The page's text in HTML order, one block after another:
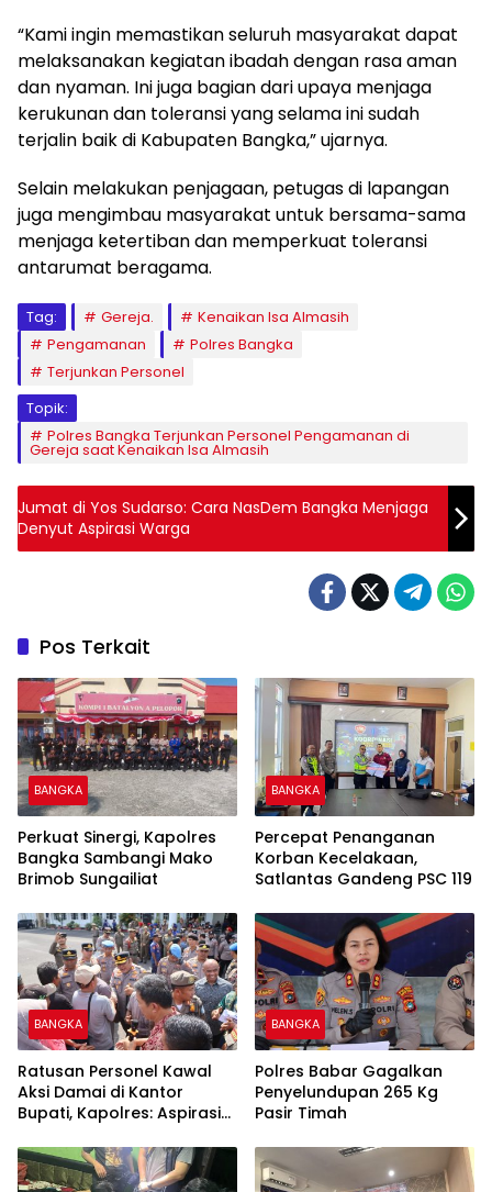
“Kami ingin memastikan seluruh masyarakat dapat
melaksanakan kegiatan ibadah dengan rasa aman
dan nyaman. Ini juga bagian dari upaya menjaga
kerukunan dan toleransi yang selama ini sudah
terjalin baik di Kabupaten Bangka,” ujarnya.
Selain melakukan penjagaan, petugas di lapangan
juga mengimbau masyarakat untuk bersama-sama
menjaga ketertiban dan memperkuat toleransi
antarumat beragama.
Tag: Gereja.
Kenaikan Isa Almasih
Pengamanan
Polres Bangka
Terjunkan Personel
Topik:
Polres Bangka Terjunkan Personel Pengamanan di
Gereja saat Kenaikan Isa Almasih
Jumat di Yos Sudarso: Cara NasDem Bangka Menjaga
Denyut Aspirasi Warga
Pos Terkait
BANGKA
Perkuat Sinergi, Kapolres
Bangka Sambangi Mako
Brimob Sungailiat
BANGKA
Percepat Penanganan
Korban Kecelakaan,
Satlantas Gandeng PSC 119
BANGKA
Ratusan Personel Kawal
Aksi Damai di Kantor
Bupati, Kapolres: Aspirasi
BANGKA
Polres Babar Gagalkan
Penyelundupan 265 Kg
Pasir Timah